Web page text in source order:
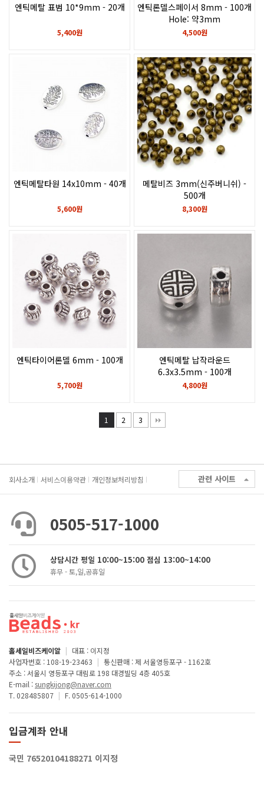
엔틱메탈 표범 10*9mm - 20개
5,400원
엔틱론델스페이서 8mm - 100개
Hole: 약3mm
4,500원
엔틱메탈타원 14x10mm - 40개
5,600원
메탈비즈 3mm(신주버니쉬) -
500개
홀크기약1.2mm
8,300원
엔틱타이어론델 6mm - 100개
5,700원
엔틱메탈 납작라운드
6.3x3.5mm - 100개
4,800원
1 2 3
회사소개 서비스이용약관 개인정보처리방침 관련 사이트
0505-517-1000
상담시간 평일 10:00~15:00 점심 13:00~14:00
휴무 - 토,일,공휴일
홀세일비즈케이알 | 대표 : 이지정
사업자번호 : 108-19-23463 | 통신판매 : 제 서울영등포구 - 1162호
주소 : 서울시 영등포구 대림로 198 대경빌딩 4층 405호
E-mail :sungkijong@naver.com
T. 028485807 | F. 0505-614-1000
입금계좌 안내
국민 76520104188271 이지정